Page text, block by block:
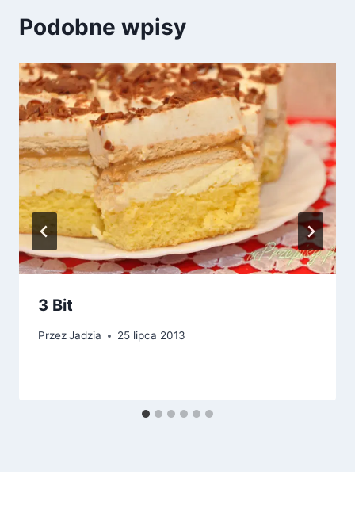
Podobne wpisy
3 Bit
PrzezJadzia 25 lipca 2013